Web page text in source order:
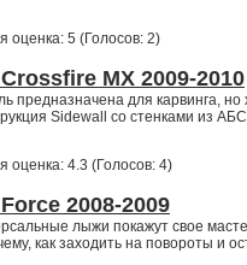
оценка: 5 (Голосов: 2)
MX 2009-2010
предназначена для карвинга,
Sidewall со стенками из
оценка: 4.3 (Голосов: 4)
2008-2009
лыжи покажут свое
как заходить на повороты и